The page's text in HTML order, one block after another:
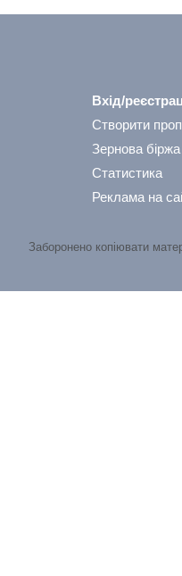
Вхід/
Створити
Зернова біржа
Статистика
Реклама на
Заборонено копіювати